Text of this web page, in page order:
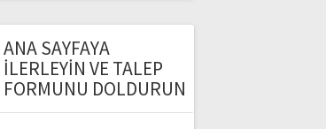
ANA SAYFAYA
İLERLEYIN VE TALEP
FORMUNU DOLDURUN